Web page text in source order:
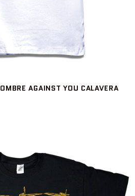
AGAINST YOU CALAVERA